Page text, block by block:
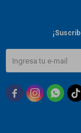
  